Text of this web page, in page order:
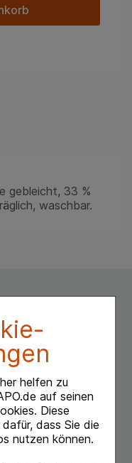
helfen zu
auf seinen
Diese
dass Sie die
nutzen können.
gebleicht, 33 %
waschbar.
beim
Medizinische
Information.